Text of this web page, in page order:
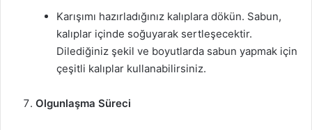
Karışımı hazırladığınız kalıplara dökün. Sabun,
kalıplar içinde soğuyarak sertleşecektir.
Dilediğiniz şekil ve boyutlarda sabun yapmak için
çeşitli kalıplar kullanabilirsiniz.
Olgunlaşma Süreci